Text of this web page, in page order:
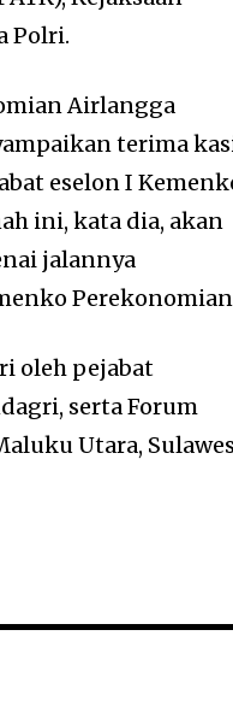
Polri.
Airlangga
terima
eselon I
ini, kata dia, akan
jalannya
oleh pejabat
serta Forum
Utara,